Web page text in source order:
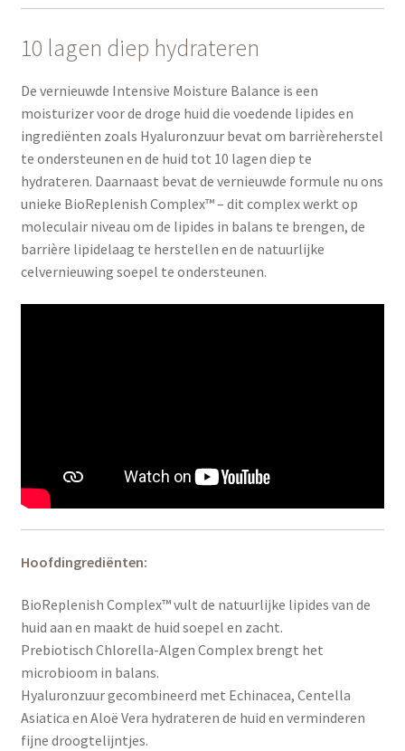
10 lagen diep hydrateren
De vernieuwde Intensive Moisture Balance is een
moisturizer voor de droge huid die voedende lipides en
ingrediënten zoals Hyaluronzuur bevat om barrièreherstel
te ondersteunen en de huid tot 10 lagen diep te
hydrateren. Daarnaast bevat de vernieuwde formule nu ons
unieke BioReplenish Complex™ – dit complex werkt op
moleculair niveau om de lipides in balans te brengen, de
barrière lipidelaag te herstellen en de natuurlijke
celvernieuwing soepel te ondersteunen.
Hoofdingrediënten:
BioReplenish Complex™ vult de natuurlijke lipides van de
huid aan en maakt de huid soepel en zacht.
Prebiotisch Chlorella-Algen Complex brengt het
microbioom in balans.
Hyaluronzuur gecombineerd met Echinacea, Centella
Asiatica en Aloë Vera hydrateren de huid en verminderen
fijne droogtelijntjes.